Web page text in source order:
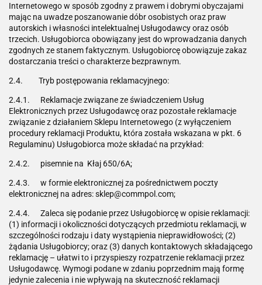
Internetowego w sposób zgodny z prawem i dobrymi obyczajami
mając na uwadze poszanowanie dóbr osobistych oraz praw
autorskich i własności intelektualnej Usługodawcy oraz osób
trzecich. Usługobiorca obowiązany jest do wprowadzania danych
zgodnych ze stanem faktycznym. Usługobiorcę obowiązuje zakaz
dostarczania treści o charakterze bezprawnym.
2.4. Tryb postępowania reklamacyjnego:
2.4.1. Reklamacje związane ze świadczeniem Usług
Elektronicznych przez Usługodawcę oraz pozostałe reklamacje
związanie z działaniem Sklepu Internetowego (z wyłączeniem
procedury reklamacji Produktu, która została wskazana w pkt. 6
Regulaminu) Usługobiorca może składać na przykład:
2.4.2. pisemnie na Kłaj 650/6A;
2.4.3. w formie elektronicznej za pośrednictwem poczty
elektronicznej na adres: sklep@commpol.com;
2.4.4. Zaleca się podanie przez Usługobiorcę w opisie reklamacji:
(1) informacji i okoliczności dotyczących przedmiotu reklamacji, w
szczególności rodzaju i daty wystąpienia nieprawidłowości; (2)
żądania Usługobiorcy; oraz (3) danych kontaktowych składającego
reklamację – ułatwi to i przyspieszy rozpatrzenie reklamacji przez
Usługodawcę. Wymogi podane w zdaniu poprzednim mają formę
jedynie zalecenia i nie wpływają na skuteczność reklamacji